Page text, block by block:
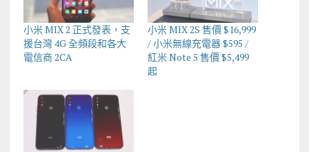
小米 MIX 2 正式發表，支
援台灣 4G 全頻段和各大
電信商 2CA
小米 MIX 2S 售價 $16,999
/ 小米無線充電器 $595 /
紅米 Note 5 售價 $5,499
起